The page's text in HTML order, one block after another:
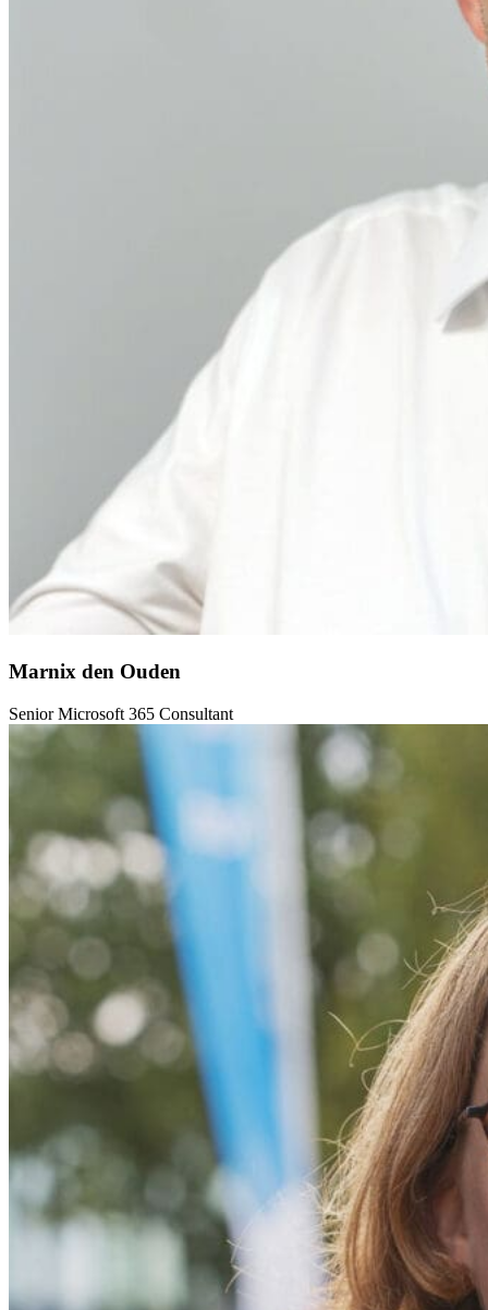
Marnix den Ouden
Senior Microsoft 365 Consultant